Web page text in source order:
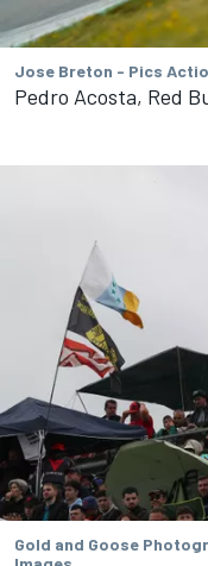
Jose Breton - Pics
Pedro Acosta, Red
Gold and Goose